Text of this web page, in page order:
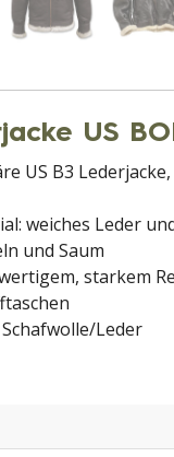
US
US B3
weiches Leder
und Saum
starkem
Leder